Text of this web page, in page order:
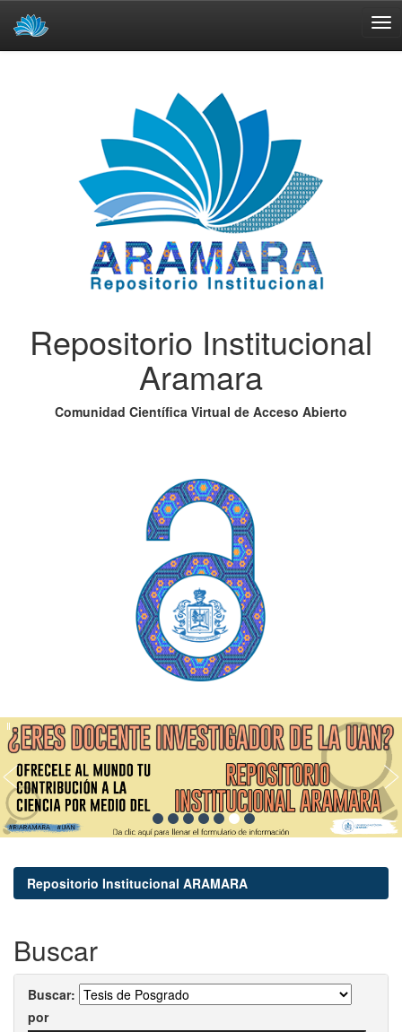
Repositorio Institucional
Aramara
Comunidad Científica Virtual de Acceso Abierto
Repositorio Institucional ARAMARA
Buscar
Buscar:
por